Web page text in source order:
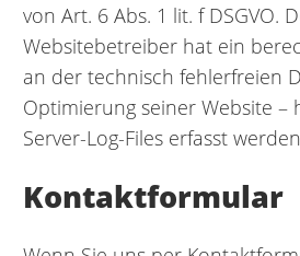
von Art. 6 Abs. 1 lit. f DSGVO.
Websitebetreiber hat ein
an der technisch fehlerfreien
Optimierung seiner Website –
Server-Log-Files erfasst
Kontaktformular